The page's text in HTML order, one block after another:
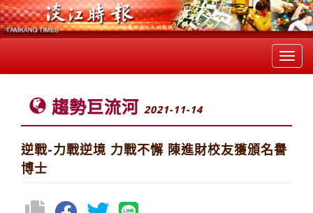
趨勢巨流河 2021-11-14
逆戰-力戰逆境 力戰不懈 陳進財校友獲頒名譽
博士